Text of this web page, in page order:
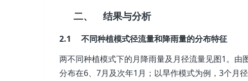
二、 结果与分析
2.1 不同种植模式径流量和降雨量的分布特征
两不同种植模式下的月降雨量及月径流量见图1。
分布在6、7月及次年1月；以旱作模式为例，3个月